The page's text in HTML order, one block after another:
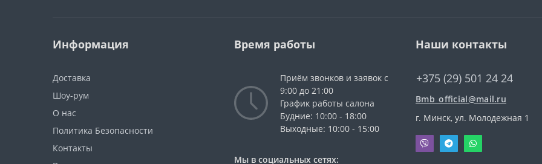
Информация
Доставка
Шоу-рум
О нас
Политика Безопасности
Контакты
Время работы
Приём звонков и заявок с
9:00 до 21:00
График работы салона
Будние: 10:00 - 18:00
Выходные: 10:00 - 15:00
Мы в социальных сетях:
Наши контакты
+375 (29) 501 24 24
Bmb_official@mail.ru
г. Минск, ул. Молодежная 1